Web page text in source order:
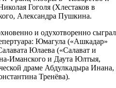
Гоголя (Хлестаков в
Александра Пушкина.
и одухотворенно сыграл
Юмагула («Ашкадар»
Юлаева («Салават и
Иманского и Даута Юлтыя,
драме Абдулкадыра Инана,
Тренёва).